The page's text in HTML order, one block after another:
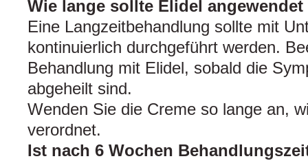
Wie lange sollte Elidel angewendet
Eine Langzeitbehandlung sollte mit
kontinuierlich durchgeführt werden.
Behandlung mit Elidel, sobald die
abgeheilt sind.
Wenden Sie die Creme so lange an,
verordnet.
Ist nach 6 Wochen